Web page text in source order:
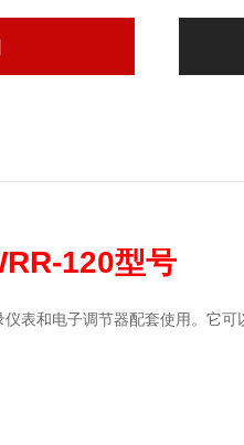
120型号
表和电子调节器配套使用。它